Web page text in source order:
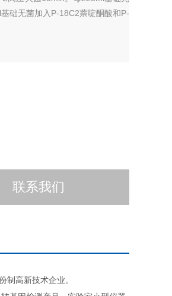
础无菌加入P-18C2萘啶酮酸和P-
联系我们
制高新技术企业。